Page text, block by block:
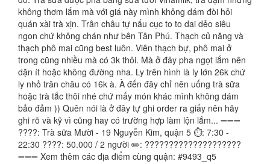
không thơm lắm mà với giá này mình không dám đòi hỏi
quán xài trà xịn. Trân châu tự nấu cục to to dai dẻo siêu
ngon chứ không chán như bên Tân Phú. Thạch củ năng và
thạch phô mai cũng best luôn. Viên thạch bự, phô mai ở
trong cũng nhiều mà có 3k thôi. Mà ở đây pha ngọt lắm nên
dặn ít hoặc không đường nha. Ly trên hình là ly lớn 26k chứ
ly nhỏ trân châu có 16k à. À đến đây chỉ nên uống trà sữa
hoặc trà tắc thôi nhé chứ mấy món khác mình không dám
bảo đảm )) Quên nói là ở đây tự ghi order ra giấy nên hãy
ghi rõ và kỹ vì cũng hay có trường hợp làm lộn lắm... ➖➖➖
????: Trà sữa Mười - 19 Nguyễn Kim, quận 5 ⏱: 7:30 -
22:30 ????: 50.000 / 2 người ✏️: ????????????????????
➖➖➖ Xem thêm các địa điểm cùng quận: #9493_q5